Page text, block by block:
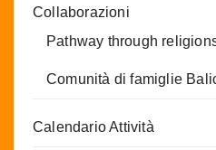
Collaborazioni
Pathway through
Comunità di famiglie
Calendario Attività